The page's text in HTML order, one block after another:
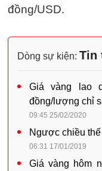
đồng/USD.
Dòng sự kiện: Tin
Giá vàng lao
đồng/lượng chỉ
09:45 25/02/2020
Ngược chiều
06:31 17/01/2019
Giá vàng hôm